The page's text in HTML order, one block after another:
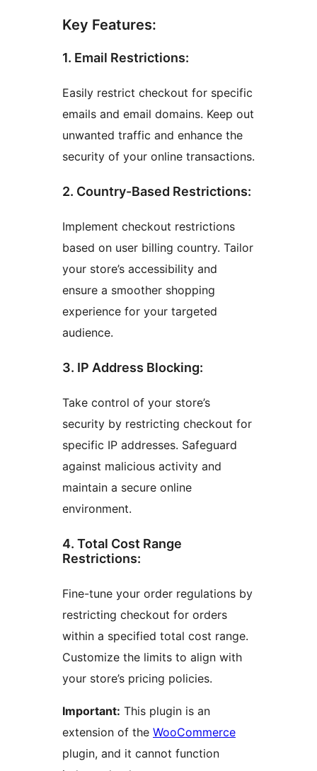
Key Features:
1. Email Restrictions:
Easily restrict checkout for specific
emails and email domains. Keep out
unwanted traffic and enhance the
security of your online transactions.
2. Country-Based Restrictions:
Implement checkout restrictions
based on user billing country. Tailor
your store’s accessibility and
ensure a smoother shopping
experience for your targeted
audience.
3. IP Address Blocking:
Take control of your store’s
security by restricting checkout for
specific IP addresses. Safeguard
against malicious activity and
maintain a secure online
environment.
4. Total Cost Range
Restrictions:
Fine-tune your order regulations by
restricting checkout for orders
within a specified total cost range.
Customize the limits to align with
your store’s pricing policies.
Important: This plugin is an
extension of the WooCommerce
plugin, and it cannot function